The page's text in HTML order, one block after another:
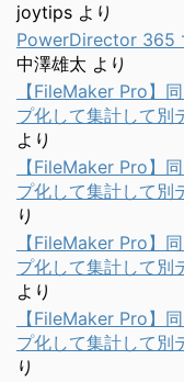
joytips より
PowerDirector 365
中澤雄太 より
【FileMaker Pro】
プ化して集計して別
より
【FileMaker Pro】
プ化して集計して別
り
【FileMaker Pro】
プ化して集計して別
より
【FileMaker Pro】
プ化して集計して別
り